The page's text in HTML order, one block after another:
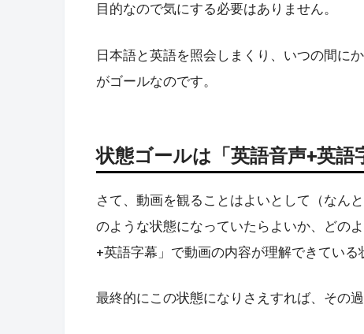
目的なので気にする必要はありません。
日本語と英語を照会しまくり、いつの間に
がゴールなのです。
状態ゴールは「英語音声+英語
さて、動画を観ることはよいとして（なん
のような状態になっていたらよいか、どの
+英語字幕」で動画の内容が理解できている
最終的にこの状態になりさえすれば、その過